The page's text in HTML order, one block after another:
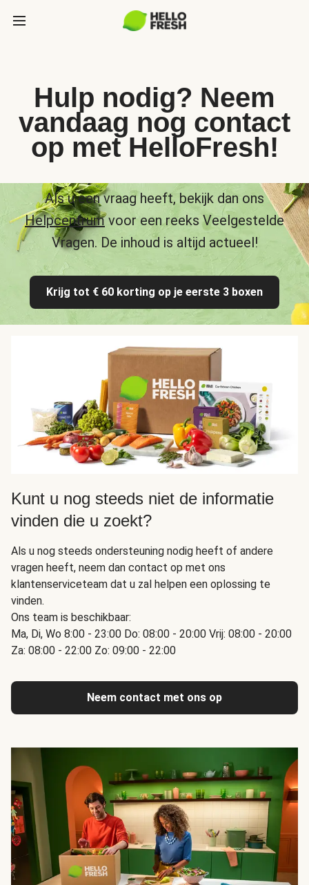
Hulp nodig? Neem
vandaag nog contact
op met HelloFresh!
Als u een vraag heeft, bekijk dan ons
Helpcentrumvoor een reeks Veelgestelde
Vragen. De inhoud is altijd actueel!
Krijg tot € 60 korting op je eerste 3 boxen
Kunt u nog steeds niet de informatie
vinden die u zoekt?
Als u nog steeds ondersteuning nodig heeft of andere
vragen heeft, neem dan contact op met ons
klantenserviceteam dat u zal helpen een oplossing te
vinden.
Ons team is beschikbaar:
Ma, Di, Wo 8:00 - 23:00 Do: 08:00 - 20:00 Vrij: 08:00 - 20:00
Za: 08:00 - 22:00 Zo: 09:00 - 22:00
Neem contact met ons op